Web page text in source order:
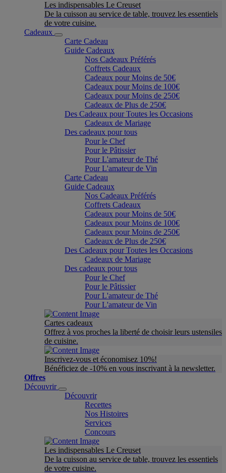
Les indispensables Le Creuset
De la cuisson au service de table, trouvez les essentiels
de votre cuisine.
Cadeaux
Carte Cadeau
Guide Cadeaux
Nos Cadeaux Préférés
Coffrets Cadeaux
Cadeaux pour Moins de 50€
Cadeaux pour Moins de 100€
Cadeaux pour Moins de 250€
Cadeaux de Plus de 250€
Des Cadeaux pour Toutes les Occasions
Cadeaux de Mariage
Des cadeaux pour tous
Pour le Chef
Pour le Pâtissier
Pour L'amateur de Thé
Pour L'amateur de Vin
Carte Cadeau
Guide Cadeaux
Nos Cadeaux Préférés
Coffrets Cadeaux
Cadeaux pour Moins de 50€
Cadeaux pour Moins de 100€
Cadeaux pour Moins de 250€
Cadeaux de Plus de 250€
Des Cadeaux pour Toutes les Occasions
Cadeaux de Mariage
Des cadeaux pour tous
Pour le Chef
Pour le Pâtissier
Pour L'amateur de Thé
Pour L'amateur de Vin
Cartes cadeaux
Offrez à vos proches la liberté de choisir leurs ustensiles
de cuisine.
Inscrivez-vous et économisez 10%!
Bénéficiez de -10% en vous inscrivant à la newsletter.
Offres
Découvrir
Découvrir
Recettes
Nos Histoires
Services
Concours
Les indispensables Le Creuset
De la cuisson au service de table, trouvez les essentiels
de votre cuisine.